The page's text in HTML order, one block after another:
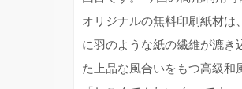
オリジナルの無料印刷紙材は
に羽のような紙の繊維が漉き
た上品な風合いをもつ高級和